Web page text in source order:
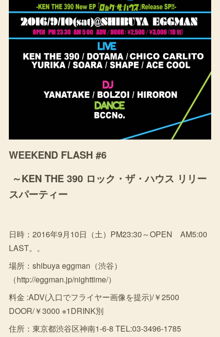
WEEKEND FLASH #6
～KEN THE 390 ロック・ザ・ハウス リリー
スパーティー
日時：2016年9月10日（土）PM23:30～OPEN AM5:00
LAST。。
場所：shibuya eggman（渋谷）
（http://eggman.jp/nighttime/）
料金 :ADV(入口でフライヤー画像を提示)/￥2500
DOOR/￥3000 ※1DRINK別
住所：東京都渋谷区神南1-6-8 TEL:03-3496-1785